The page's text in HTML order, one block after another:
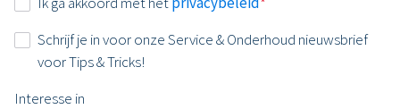
Nieuwsbrief
Schrijf je in voor onze Service & Onderhoud nieuwsbrief
voor Tips & Tricks!
Interesse in